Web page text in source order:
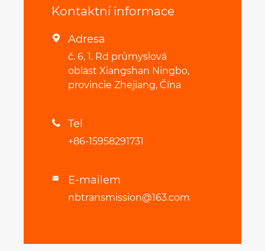
Kontaktní informace
 Adresa
č. 6, 1. Rd průmyslová
oblast Xiangshan Ningbo,
provincie Zhejiang, Čína
 Tel
+86-15958291731
 E-mailem
nbtransmission@163.com